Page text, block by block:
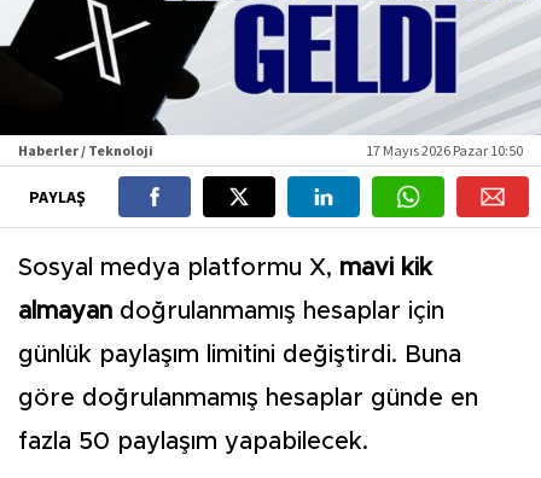
Haberler / Teknoloji 17 Mayıs 2026 Pazar 10:50
PAYLAŞ
Sosyal medya platformu X, mavi kik
almayan doğrulanmamış hesaplar için
günlük paylaşım limitini değiştirdi. Buna
göre doğrulanmamış hesaplar günde en
fazla 50 paylaşım yapabilecek.